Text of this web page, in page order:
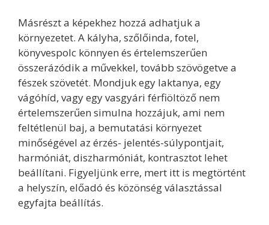
Másrészt a képekhez hozzá adhatjuk a
környezetet. A kályha, szőlőinda, fotel,
könyvespolc könnyen és értelemszerűen
összerázódik a művekkel, tovább szövögetve a
fészek szövetét. Mondjuk egy laktanya, egy
vágóhíd, vagy egy vasgyári férfiöltöző nem
értelemszerűen simulna hozzájuk, ami nem
feltétlenül baj, a bemutatási környezet
minőségével az érzés- jelentés-súlypontjait,
harmóniát, diszharmóniát, kontrasztot lehet
beállítani. Figyeljünk erre, mert itt is megtörtént
a helyszín, előadó és közönség választással
egyfajta beállítás.